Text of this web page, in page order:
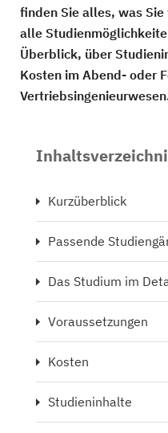
finden Sie alles, was
alle
Überblick, über
Kosten im Abend- oder
Kurzüberblick
Passende
Das Studium im
Voraussetzungen
Kosten
Studieninhalte